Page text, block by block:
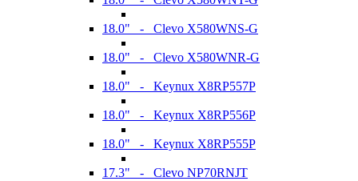
18.0" - Clevo X580WNS-G
18.0" - Clevo X580WNR-G
18.0" - Keynux X8RP557P
18.0" - Keynux X8RP556P
18.0" - Keynux X8RP555P
17.3" - Clevo NP70RNJT